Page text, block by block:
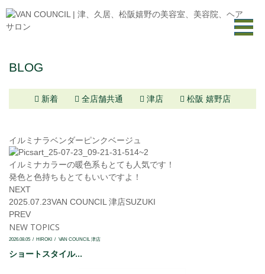
BLOG
新着 全店舗共通 津店 松阪 嬉野店
イルミナラベンダーピンクベージュ
イルミナカラーの暖色系もとても人気です！
発色と色持ちもとてもいいですよ！
NEXT
2025.07.23VAN COUNCIL 津店SUZUKI
PREV
NEW TOPICS
2026.08.05 HIROKI VAN COUNCIL 津店
ショートスタイル...